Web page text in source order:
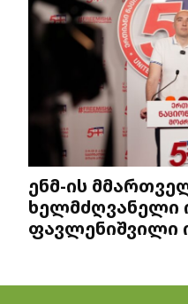
ენმ-ის
ხელმძღვანელი
ფავლენიშვილი